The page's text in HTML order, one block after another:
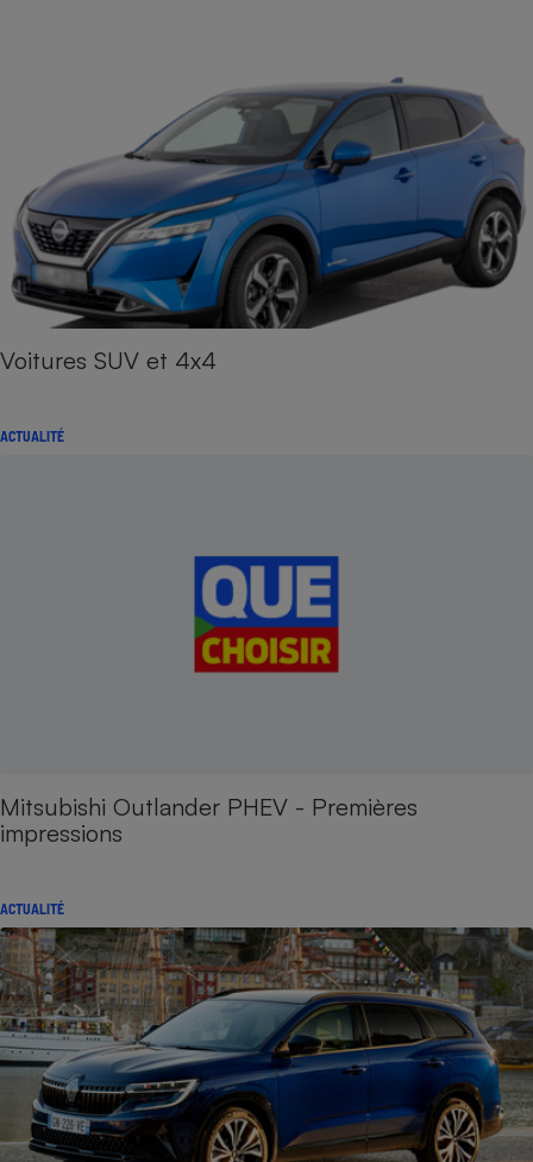
Voitures SUV et 4x4
ACTUALITÉ
Mitsubishi Outlander PHEV - Premières
impressions
ACTUALITÉ